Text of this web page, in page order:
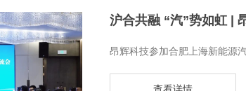
沪合共融 “汽”势如虹 |
昂辉科技参加合肥上海新能源
查看详情